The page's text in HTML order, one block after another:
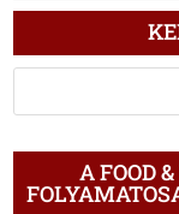
ÍRÁS
BLOGON
A FOOD